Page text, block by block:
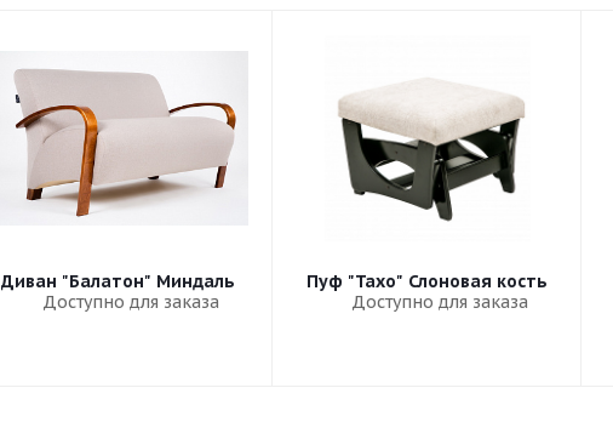
Диван "Балатон" Миндаль
Доступно для заказа
Пуф "Тахо" Слоновая кость
Доступно для заказа